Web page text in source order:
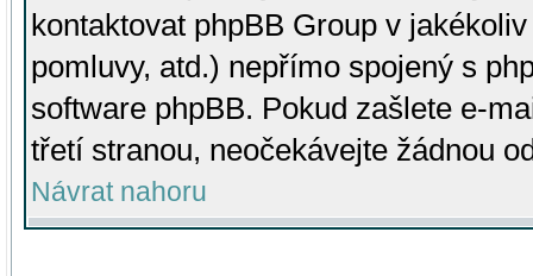
kontaktovat phpBB Group v
pomluvy, atd.) nepřímo spojený s
software phpBB. Pokud zašlete e-
třetí stranou, neočekávejte žádnou
Návrat nahoru